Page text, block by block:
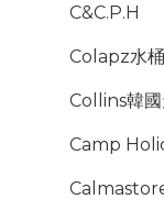
C&C.P.H
Colapz水桶
Collins韓
Camp